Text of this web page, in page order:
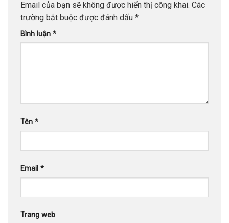
Email của bạn sẽ không được hiển thị công khai. Các
trường bắt buộc được đánh dấu *
Bình luận *
Tên *
Email *
Trang web